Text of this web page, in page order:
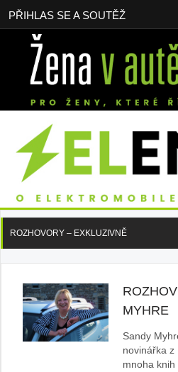
PŘIHLAS SE A SOUTĚŽ
ROZHOVORY – EXKLUZIVNĚ
MYHRE
Sandy
novinářka z
mnoha